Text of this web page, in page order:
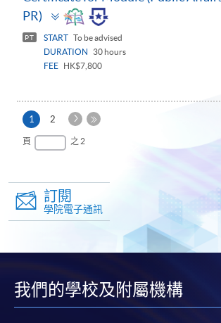
PR)
Toggle
panel
PT START To be advised
DURATION
30 hours
FEE
HK$7,800
1 本
頁
2
下
頁
頁 之 2
訂閱
學院電子通訊
我們的學校及附屬機構